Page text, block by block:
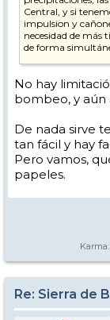
Central, y si
impulsion y
necesidad de más
de forma
No hay
bombeo, y aún
De nada sirve
tan fácil y hay
Pero vamos,
papeles.
Karma:
Re: Sierra de